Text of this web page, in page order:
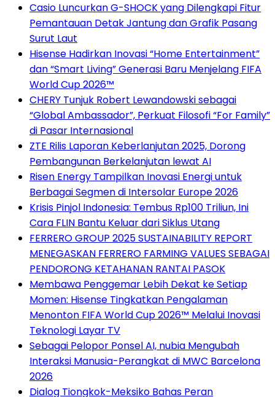
Casio Luncurkan G-SHOCK yang Dilengkapi Fitur
Pemantauan Detak Jantung dan Grafik Pasang
Surut Laut
Hisense Hadirkan Inovasi “Home Entertainment”
dan “Smart Living” Generasi Baru Menjelang FIFA
World Cup 2026™
CHERY Tunjuk Robert Lewandowski sebagai
“Global Ambassador”, Perkuat Filosofi “For Family”
di Pasar Internasional
ZTE Rilis Laporan Keberlanjutan 2025, Dorong
Pembangunan Berkelanjutan lewat AI
Risen Energy Tampilkan Inovasi Energi untuk
Berbagai Segmen di Intersolar Europe 2026
Krisis Pinjol Indonesia: Tembus Rp100 Triliun, Ini
Cara FLIN Bantu Keluar dari Siklus Utang
FERRERO GROUP 2025 SUSTAINABILITY REPORT
MENEGASKAN FERRERO FARMING VALUES SEBAGAI
PENDORONG KETAHANAN RANTAI PASOK
Membawa Penggemar Lebih Dekat ke Setiap
Momen: Hisense Tingkatkan Pengalaman
Menonton FIFA World Cup 2026™ Melalui Inovasi
Teknologi Layar TV
Sebagai Pelopor Ponsel AI, nubia Mengubah
Interaksi Manusia-Perangkat di MWC Barcelona
2026
Dialog Tiongkok-Meksiko Bahas Peran